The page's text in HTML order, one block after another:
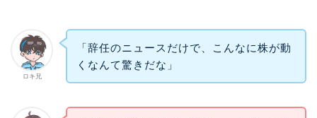
ロキ兄
「辞任のニュースだけで、こんなに株が動
くなんて驚きだな」